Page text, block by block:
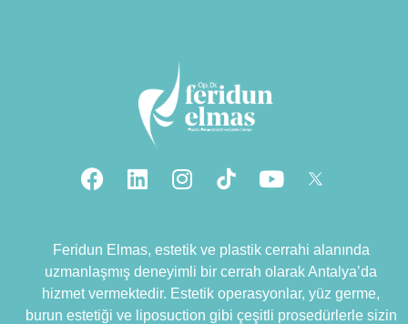
Feridun Elmas, estetik ve plastik cerrahi alanında
uzmanlaşmış deneyimli bir cerrah olarak Antalya’da
hizmet vermektedir. Estetik operasyonlar, yüz germe,
burun estetiği ve liposuction gibi çeşitli prosedürlerle sizin